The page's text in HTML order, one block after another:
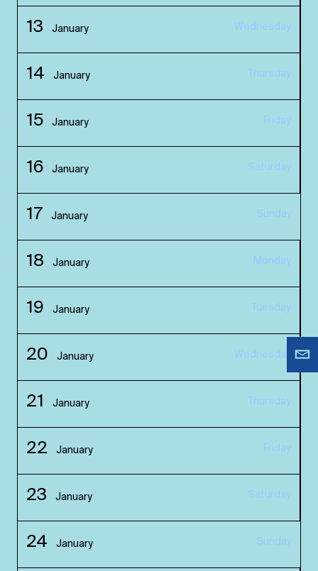
13 January Wednesday
14 January Thursday
15 January Friday
16 January Saturday
17 January Sunday
18 January Monday
19 January Tuesday
20 January Wednesday
21 January Thursday
22 January Friday
23 January Saturday
24 January Sunday